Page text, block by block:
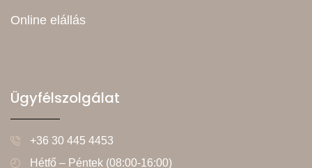
Online elállás
Ügyfélszolgálat
+36 30 445 4453
Hétfő – Péntek (08:00-16:00)